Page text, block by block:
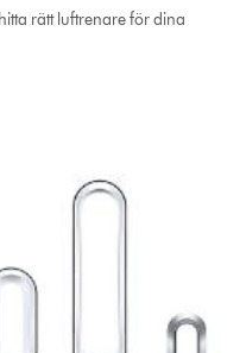
rätt luftrenare för dina